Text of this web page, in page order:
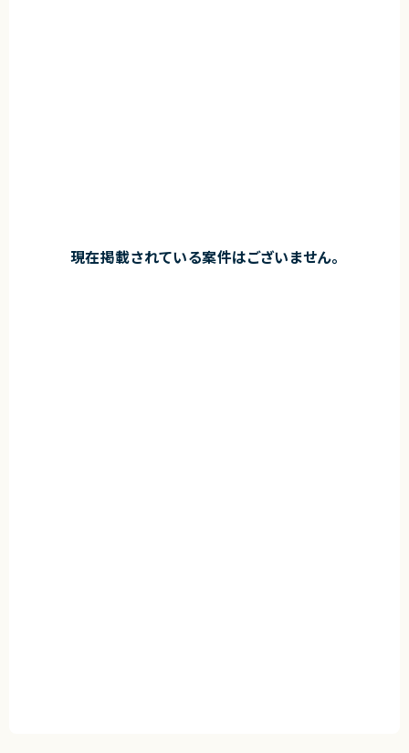
現在掲載されている案件はございません。